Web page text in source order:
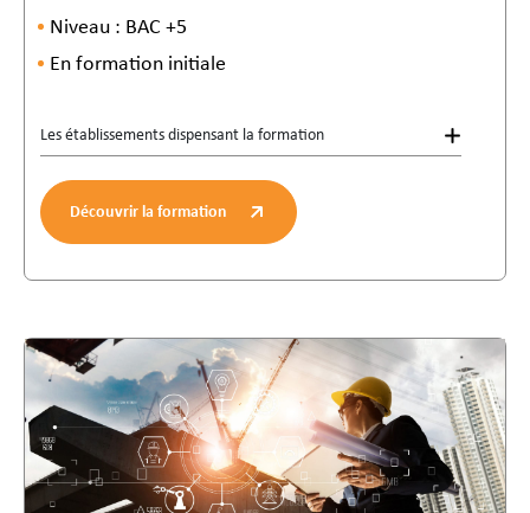
Niveau : BAC +5
En formation initiale
Les établissements dispensant la formation
Découvrir la formation